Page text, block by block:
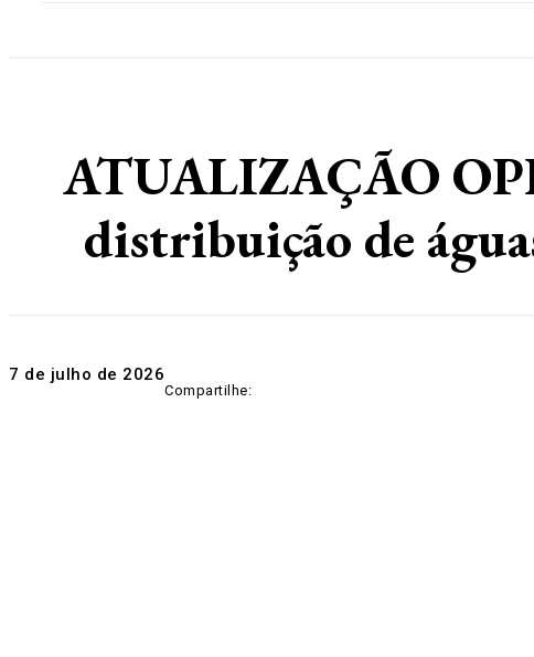
ATUALIZAÇÃO
distribuição de
7 de julho de 2026
Compartilhe: